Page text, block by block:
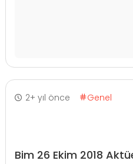
2+ yıl önce Genel
Bim 26 Ekim 2018